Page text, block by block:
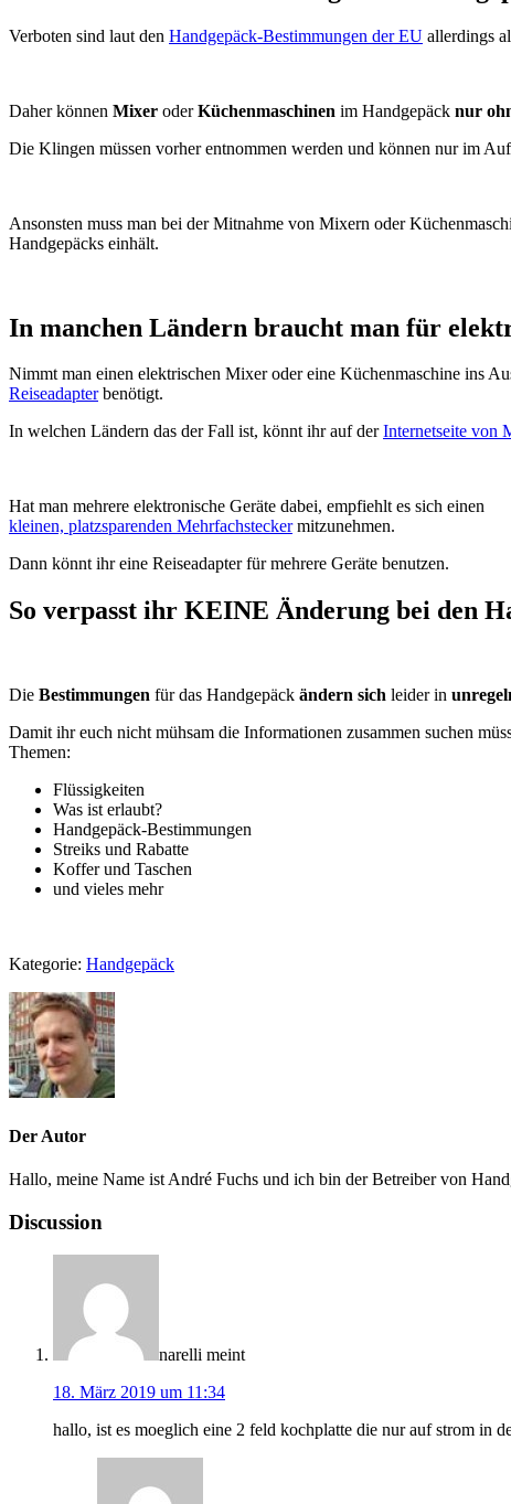
Verboten sind laut den Handgepäck-Bestimmungen der EU allerdings
Daher können Mixer oderKüchenmaschinen im Handgepäck nur
Die Klingen müssen vorher entnommen werden und können nur im
Ansonsten muss man bei der Mitnahme von Mixern oder
Handgepäcks einhält.
In manchen Ländern braucht man für
Nimmt man einen elektrischen Mixer oder eine Küchenmaschine ins
Reiseadapterbenötigt.
In welchen Ländern das der Fall ist, könnt ihr auf derInternetseite von
Hat man mehrere elektronische Geräte dabei, empfiehlt es sich einen
kleinen, platzsparenden Mehrfachsteckermitzunehmen.
Dann könnt ihr eine Reiseadapter für mehrere Geräte benutzen.
So verpasst ihr KEINE Änderung bei den
Die Bestimmungen für das Handgepäck ändern sich leider in
Damit ihr euch nicht mühsam die Informationen zusammen suchen
Themen:
Flüssigkeiten
Was ist erlaubt?
Handgepäck-Bestimmungen
Streiks und Rabatte
Koffer und Taschen
und vieles mehr
Kategorie: Handgepäck
Der Autor
Hallo, meine Name ist André Fuchs und ich bin der Betreiber von
Discussion
narelli meint
18. März 2019 um 11:34
hallo, ist es moeglich eine 2 feld kochplatte die nur auf strom in